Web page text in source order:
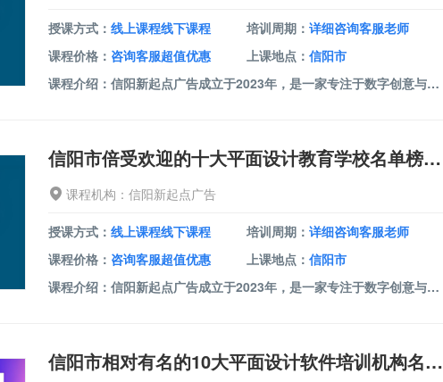
授课方式： 线上课程线下课程 培训周期： 详细咨询客服老师
课程价格： 咨询客服超值优惠 上课地点： 信阳市
课程介绍：信阳新起点广告成立于2023年，是一家专注于数字创意与视觉传达的创新型广告服务机构。课程包括室内设计软件、平面设计软件、办公软件、视频剪辑。我们以专业的设计软件培训为核心业务，致力于为客户提供全方位的数字技能培训解决方案。
信阳市倍受欢迎的十大平面设计教育学校名单榜首一览
课程机构：信阳新起点广告
授课方式： 线上课程线下课程 培训周期： 详细咨询客服老师
课程价格： 咨询客服超值优惠 上课地点： 信阳市
课程介绍：信阳新起点广告成立于2023年，是一家专注于数字创意与视觉传达的创新型广告服务机构。课程包括室内设计软件、平面设计软件、办公软件、视频剪辑。我们以专业的设计软件培训为核心业务，致力于为客户提供全方位的数字技能培训解决方案。
信阳市相对有名的10大平面设计软件培训机构名单出炉